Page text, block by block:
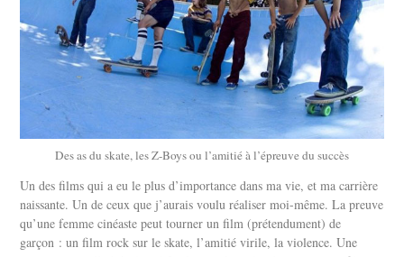
Des as du skate, les Z-Boys ou l’amitié à l’épreuve du succès
Un des films qui a eu le plus d’importance dans ma vie, et ma carrière
naissante. Un de ceux que j’aurais voulu réaliser moi-même. La preuve
qu’une femme cinéaste peut tourner un film (prétendument) de
garçon : un film rock sur le skate, l’amitié virile, la violence. Une